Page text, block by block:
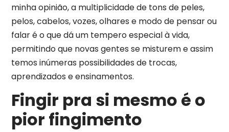
minha opinião, a multiplicidade de tons de peles,
pelos, cabelos, vozes, olhares e modo de pensar ou
falar é o que dá um tempero especial à vida,
permitindo que novas gentes se misturem e assim
temos inúmeras possibilidades de trocas,
aprendizados e ensinamentos.
Fingir pra si mesmo é o
pior fingimento